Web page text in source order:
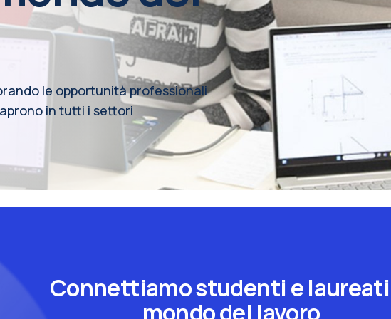
le opportunità professionali
in tutti i settori
Connettiamo studenti e
mondo del lavoro